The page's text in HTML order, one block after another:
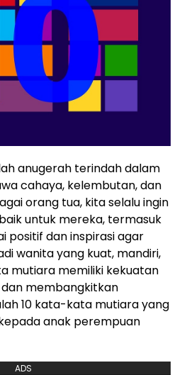
anugerah terindah dalam
cahaya, kelembutan, dan
orang tua, kita selalu ingin
untuk mereka, termasuk
positif dan inspirasi agar
wanita yang kuat, mandiri,
mutiara memiliki kekuatan
membangkitkan
10 kata-kata mutiara yang
anak perempuan
ADS